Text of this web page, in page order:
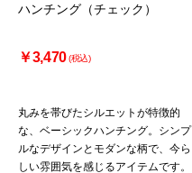
ハンチング（チェック）
￥3,470(税込)
丸みを帯びたシルエットが特徴的
な、ベーシックハンチング。シンプ
ルなデザインとモダンな柄で、今ら
しい雰囲気を感じるアイテムです。